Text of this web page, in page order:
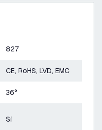
827
CE, RoHS, LVD, EMC
36°
Sí